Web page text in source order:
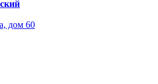
дом 60